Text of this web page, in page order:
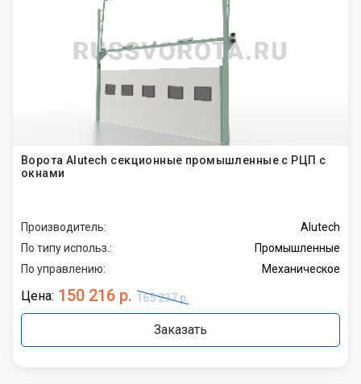
Ворота Alutech секционные промышленные с РЦП с
окнами
Производитель:
Alutech
По типу использ.:
Промышленные
По управлению:
Механическое
Цена: 150 216 р. 165 237 р.
Заказать